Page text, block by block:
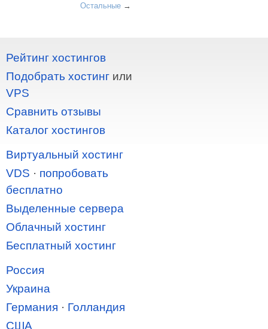
Остальные→
Рейтинг хостингов
Подобрать хостинг или
VPS
Сравнить отзывы
Каталог хостингов
Виртуальный хостинг
VDS · попробовать
бесплатно
Выделенные сервера
Облачный хостинг
Бесплатный хостинг
Россия
Украина
Германия · Голландия
США